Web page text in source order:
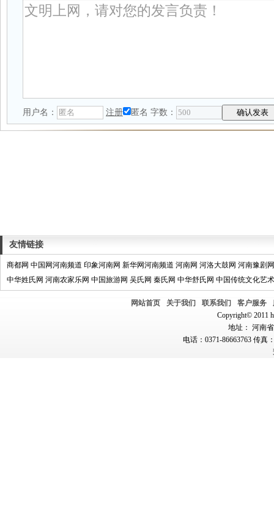
用户名： 注册 匿名 字数：
友情链接
商都网 中国网河南频道 印象河南网 新华网河南频道 河南网 河洛大鼓网 河南豫剧网
中华姓氏网 河南农家乐网 中国旅游网 吴氏网 秦氏网 中华舒氏网 中国传统文化艺
网站首页 关于我们 联系我们 客户服务
Copyright© 2011
地址： 河南
电话：0371-86663763 传真